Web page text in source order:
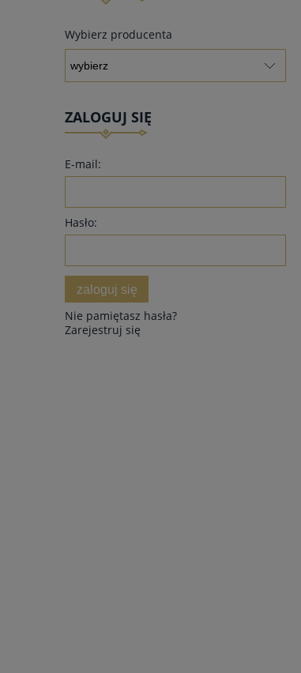
Wybierz producenta
ZALOGUJ SIĘ
E-mail:
Hasło:
zaloguj się
Nie pamiętasz hasła?
Zarejestruj się